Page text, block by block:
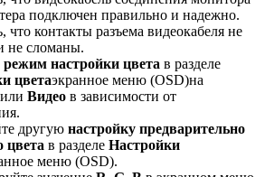
подключен правильно и надежно.
что контакты разъема видеокабеля не
не сломаны.
режим настройки цвета в разделе
цветаэкранное меню (OSD)на
или Видео в зависимости от
другую настройку предварительно
цвета в разделе Настройки
меню (OSD).